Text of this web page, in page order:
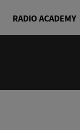
RADIO ACADEMY